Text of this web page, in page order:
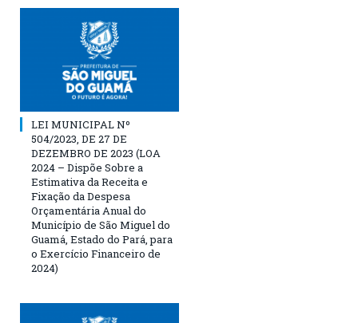
LEI MUNICIPAL Nº
504/2023, DE 27 DE
DEZEMBRO DE 2023 (LOA
2024 – Dispõe Sobre a
Estimativa da Receita e
Fixação da Despesa
Orçamentária Anual do
Município de São Miguel do
Guamá, Estado do Pará, para
o Exercício Financeiro de
2024)